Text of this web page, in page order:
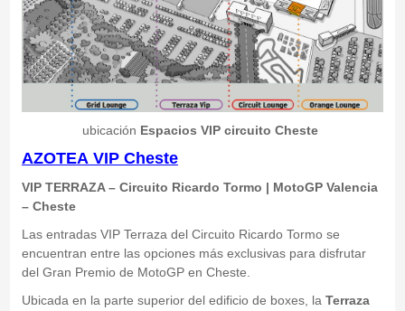
ubicación Espacios VIP circuito Cheste
AZOTEA VIP Cheste
VIP TERRAZA – Circuito Ricardo Tormo | MotoGP Valencia
– Cheste
Las entradas VIP Terraza del Circuito Ricardo Tormo se
encuentran entre las opciones más exclusivas para disfrutar
del Gran Premio de MotoGP en Cheste.
Ubicada en la parte superior del edificio de boxes, la Terraza